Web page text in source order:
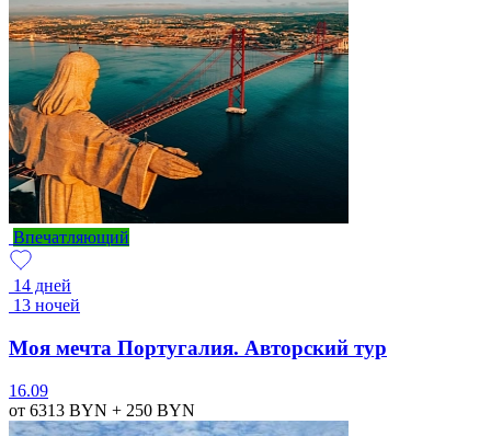
Впечатляющий
14 дней
13 ночей
Моя мечта Португалия. Авторский тур
16.09
от 6313 BYN + 250 BYN